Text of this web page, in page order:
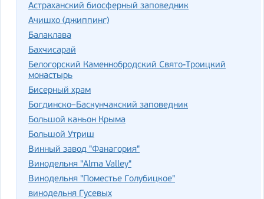
Астраханский биосферный заповедник
Ачишхо (джиппинг)
Балаклава
Бахчисарай
Белогорский Каменнобродский Свято-Троицкий
монастырь
Бисерный храм
Богдинско–Баскунчакский заповедник
Большой каньон Крыма
Большой Утриш
Винный завод "Фанагория"
Винодельня "Alma Valley"
Винодельня "Поместье Голубицкое"
винодельня Гусевых